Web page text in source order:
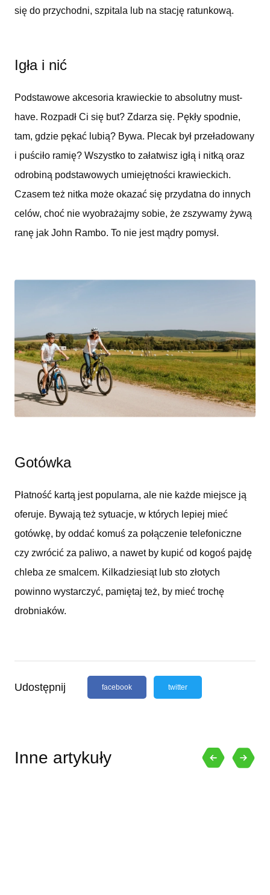
się do przychodni, szpitala lub na stację ratunkową.
Igła i nić
Podstawowe akcesoria krawieckie to absolutny must-
have. Rozpadł Ci się but? Zdarza się. Pękły spodnie,
tam, gdzie pękać lubią? Bywa. Plecak był przeładowany
i puściło ramię? Wszystko to załatwisz igłą i nitką oraz
odrobiną podstawowych umiejętności krawieckich.
Czasem też nitka może okazać się przydatna do innych
celów, choć nie wyobrażajmy sobie, że zszywamy żywą
ranę jak John Rambo. To nie jest mądry pomysł.
Gotówka
Płatność kartą jest popularna, ale nie każde miejsce ją
oferuje. Bywają też sytuacje, w których lepiej mieć
gotówkę, by oddać komuś za połączenie telefoniczne
czy zwrócić za paliwo, a nawet by kupić od kogoś pajdę
chleba ze smalcem. Kilkadziesiąt lub sto złotych
powinno wystarczyć, pamiętaj też, by mieć trochę
drobniaków.
Udostępnij facebook twitter
Inne artykuły